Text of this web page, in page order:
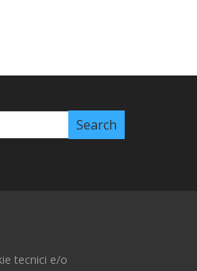
tecnici e/o